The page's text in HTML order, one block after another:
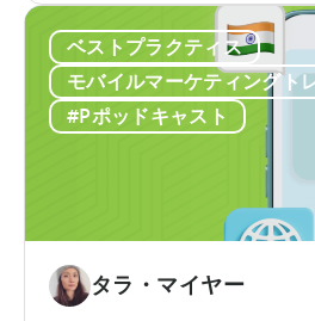
ト
フ
ォ
リ
オ
化
す
テスト、そして成功した
拡大という従来のロード
すコストがかさむようにな
つては予測可能だったター
札の科学は、新たな段階へ
イ
タ
ー
エ
ー
と
ベストプラクティス
モバイルマーケティングト
#Pポッドキャスト
タラ・マイヤー